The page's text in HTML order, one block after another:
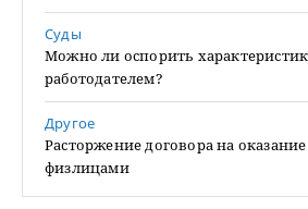
Суды
Можно ли оспорить
работодателем?
Другое
Расторжение договора на
физлицами